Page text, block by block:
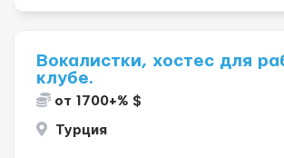
Вокалистки, хостес для
клубе.
от 1700+% $
Турция